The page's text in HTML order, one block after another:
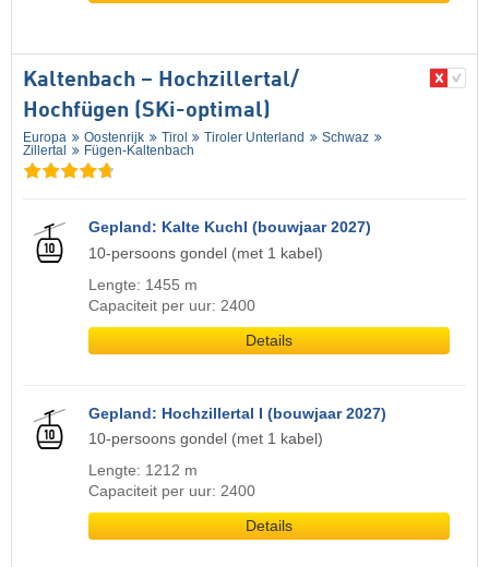
Kaltenbach – Hochzillertal/​
Hochfügen (SKi-optimal)
Europa Oostenrijk Tirol Tiroler Unterland
Schwaz
Zillertal
Fügen-Kaltenbach
Gepland: Kalte Kuchl (bouwjaar 2027)
10-persoons gondel (met 1 kabel)
Lengte: 1455 m
Capaciteit per uur: 2400
Details
Gepland: Hochzillertal I (bouwjaar 2027)
10-persoons gondel (met 1 kabel)
Lengte: 1212 m
Capaciteit per uur: 2400
Details